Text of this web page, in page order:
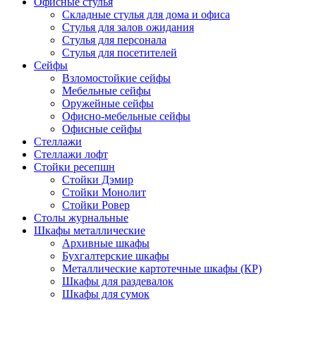
Складные стулья для дома и офиса
Стулья для залов ожидания
Стулья для персонала
Стулья для посетителей
Сейфы
Взломостойкие сейфы
Мебельные сейфы
Оружейные сейфы
Офисно-мебельные сейфы
Офисные сейфы
Стеллажи
Стеллажи лофт
Стойки ресепшн
Стойки Дэмир
Стойки Монолит
Стойки Ровер
Столы журнальные
Шкафы металлические
Архивные шкафы
Бухгалтерские шкафы
Металлические картотечные шкафы (КР)
Шкафы для раздевалок
Шкафы для сумок